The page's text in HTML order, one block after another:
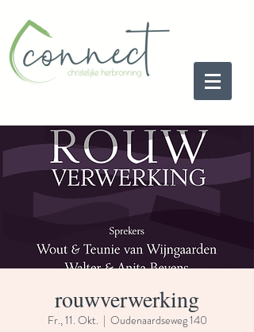
rouwverwerking
Fr., 11. Okt.
  |
Oudenaardseweg 140